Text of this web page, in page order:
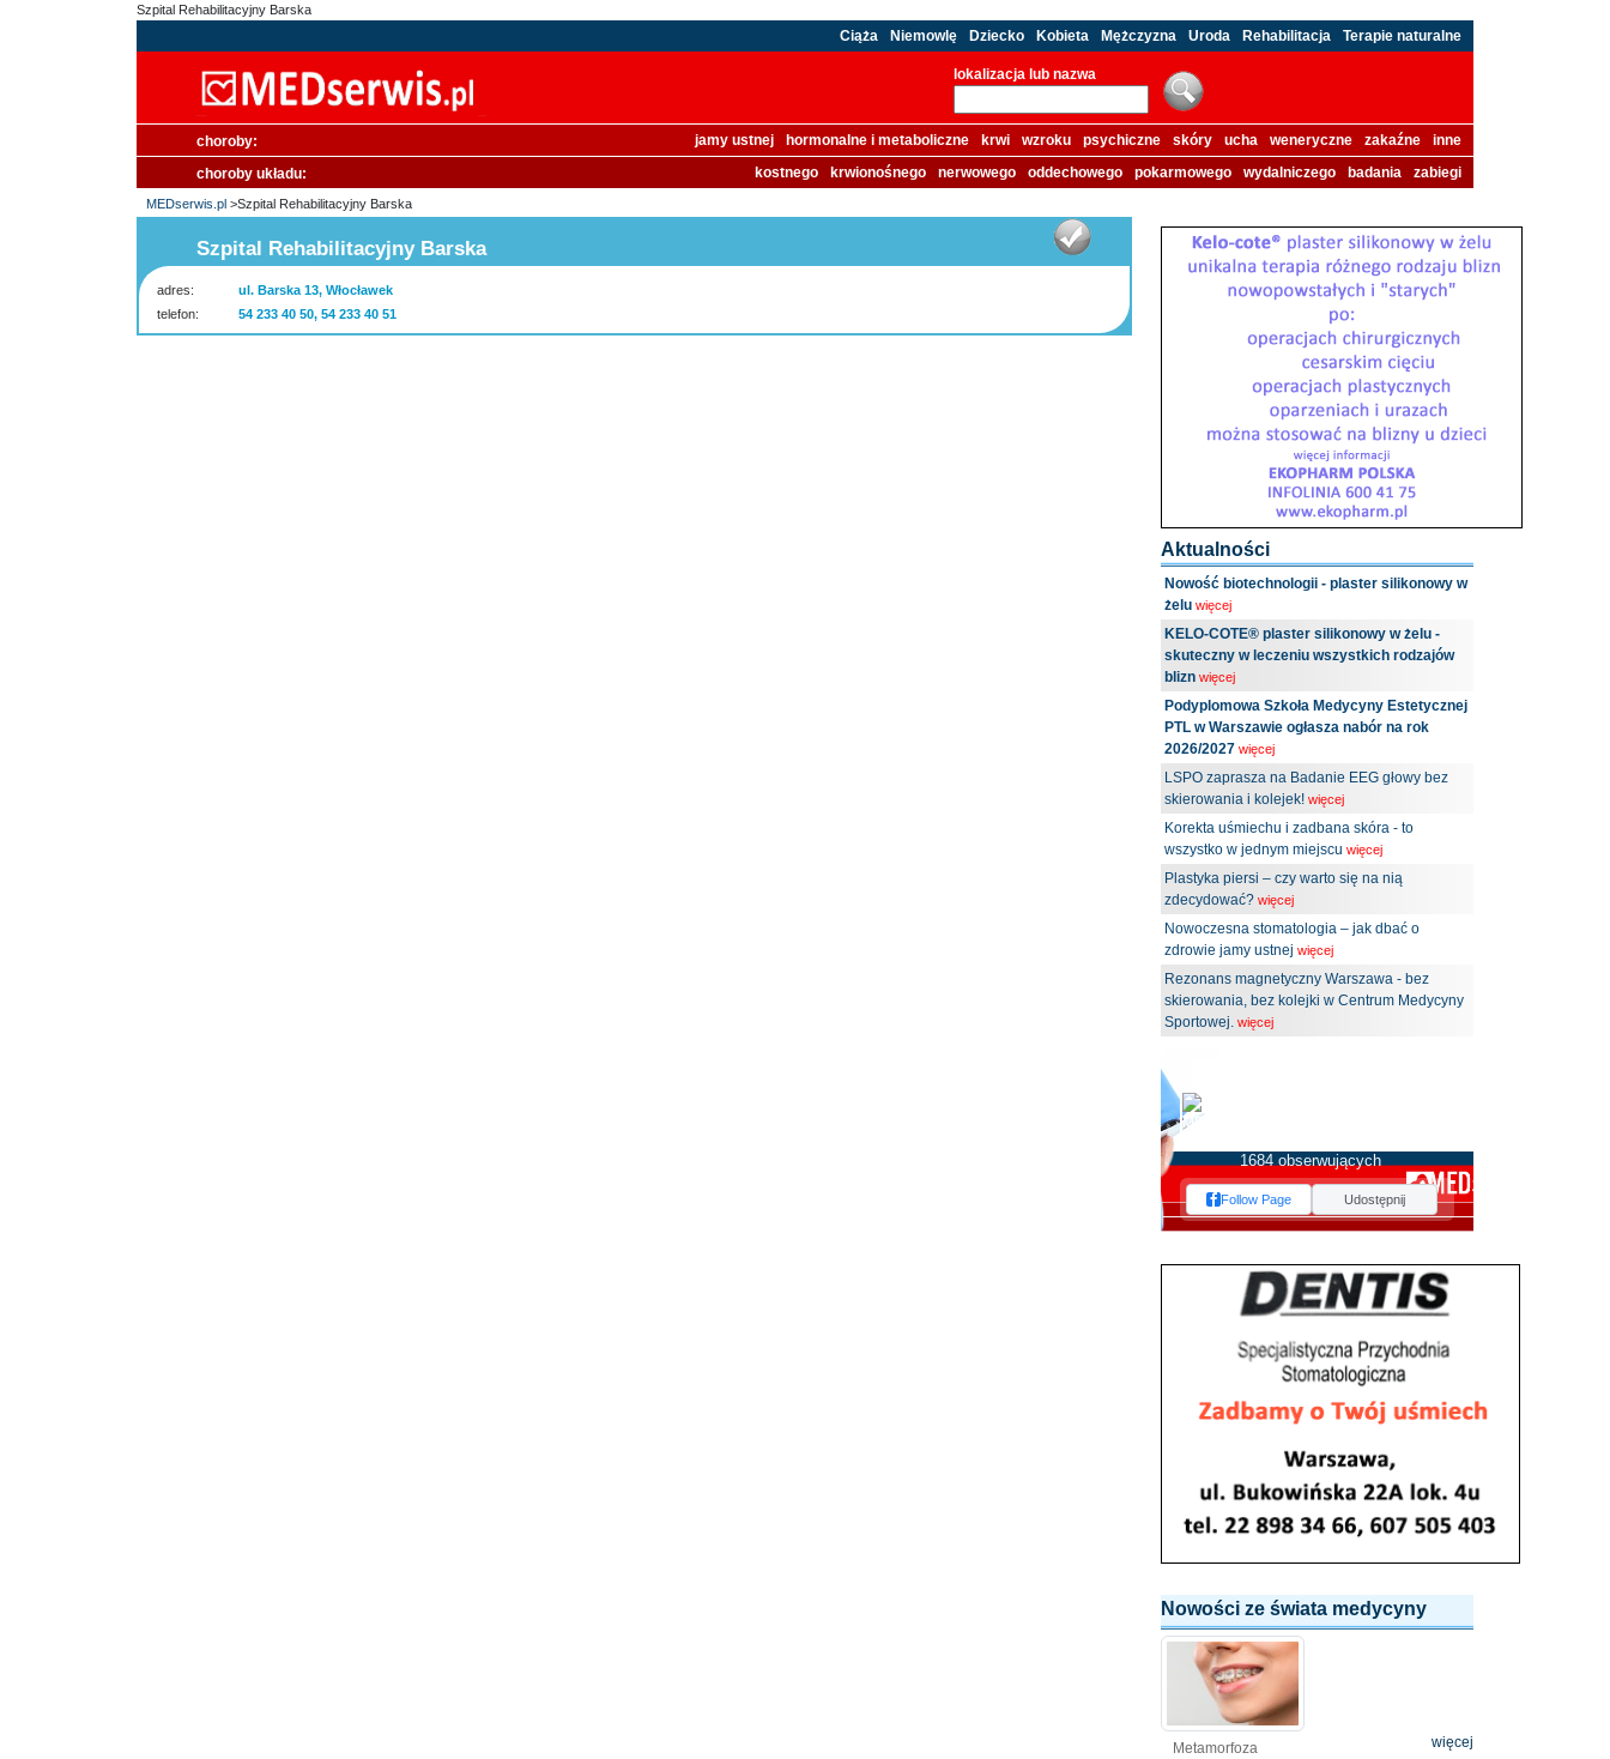
Szpital Rehabilitacyjny Barska
Ciąża Niemowlę Dziecko Kobieta Mężczyzna Uroda Rehabilitacja Terapie naturalne
lokalizacja lub nazwa
choroby: jamy ustnej hormonalne i metaboliczne krwi wzroku psychiczne skóry ucha weneryczne zakaźne
inne
choroby układu:
kostnego krwionośnego nerwowego oddechowego pokarmowego wydalniczego badania zabiegi
MEDserwis.pl >Szpital Rehabilitacyjny Barska
Szpital Rehabilitacyjny Barska
adres:
ul. Barska 13, Włocławek
telefon:
54 233 40 50, 54 233 40 51
Aktualności
Nowość biotechnologii - plaster silikonowy w
żelu więcej
KELO-COTE® plaster silikonowy w żelu -
skuteczny w leczeniu wszystkich rodzajów
blizn więcej
Podyplomowa Szkoła Medycyny Estetycznej
PTL w Warszawie ogłasza nabór na rok
2026/2027 więcej
LSPO zaprasza na Badanie EEG głowy bez
skierowania i kolejek! więcej
Korekta uśmiechu i zadbana skóra - to
wszystko w jednym miejscu więcej
Plastyka piersi – czy warto się na nią
zdecydować? więcej
Nowoczesna stomatologia – jak dbać o
zdrowie jamy ustnej więcej
Rezonans magnetyczny Warszawa - bez
skierowania, bez kolejki w Centrum Medycyny
Sportowej. więcej
1684 obserwujących
Follow Page Udostępnij
Nowości ze świata medycyny
Metamorfoza
więcej